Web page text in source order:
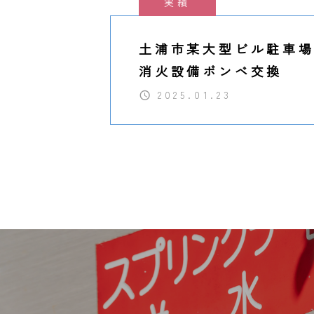
土浦市某大型ビル駐車場
消火設備ボンベ交換
2025.01.23